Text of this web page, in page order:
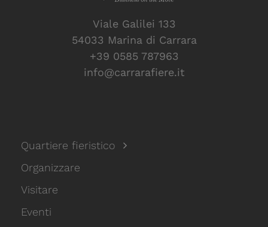
Viale Galilei 133
54033 Marina di Carrara
+39 0585 787963
info@carrarafiere.it
Quartiere fieristico
Organizzare
Visitare
Eventi